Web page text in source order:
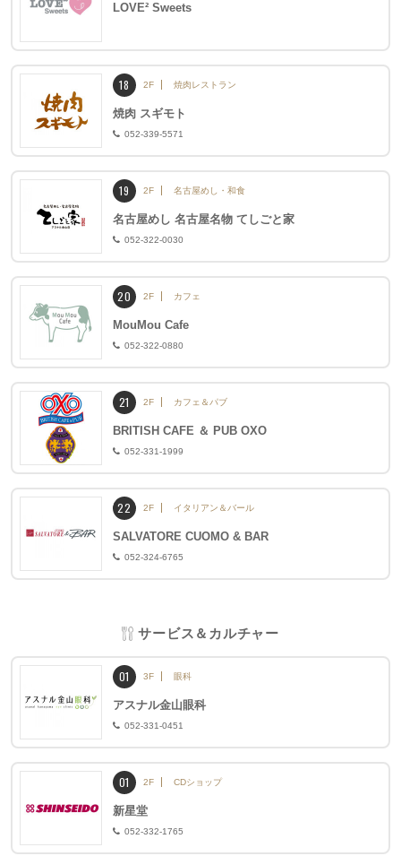
LOVE² Sweets
18 2F 焼肉レストラン
焼肉 スギモト
052-339-5571
19 2F 名古屋めし・和食
名古屋めし 名古屋名物 てしごと家
052-322-0030
20 2F カフェ
MouMou Cafe
052-322-0880
21 2F カフェ＆パブ
BRITISH CAFE ＆ PUB OXO
052-331-1999
22 2F イタリアン＆バール
SALVATORE CUOMO & BAR
052-324-6765
サービス＆カルチャー
01 3F 眼科
アスナル金山眼科
052-331-0451
01 2F CDショップ
新星堂
052-332-1765